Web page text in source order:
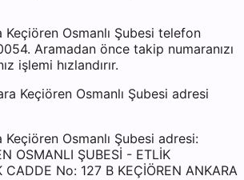
Keçiören Osmanlı Şubesi telefon
Aramadan önce takip numaranızı
işlemi hızlandırır.
Keçiören Osmanlı Şubesi adresi
Osmanlı Şubesi adresi:
OSMANLI ŞUBESİ - ETLİK
CADDE No: 127 B KEÇİÖREN ANKARA